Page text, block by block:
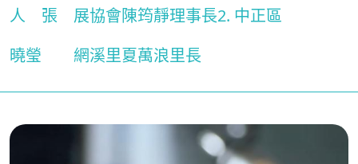
人
張
曉瑩
展協會陳筠靜理事長2. 中正區
網溪里夏萬浪里長